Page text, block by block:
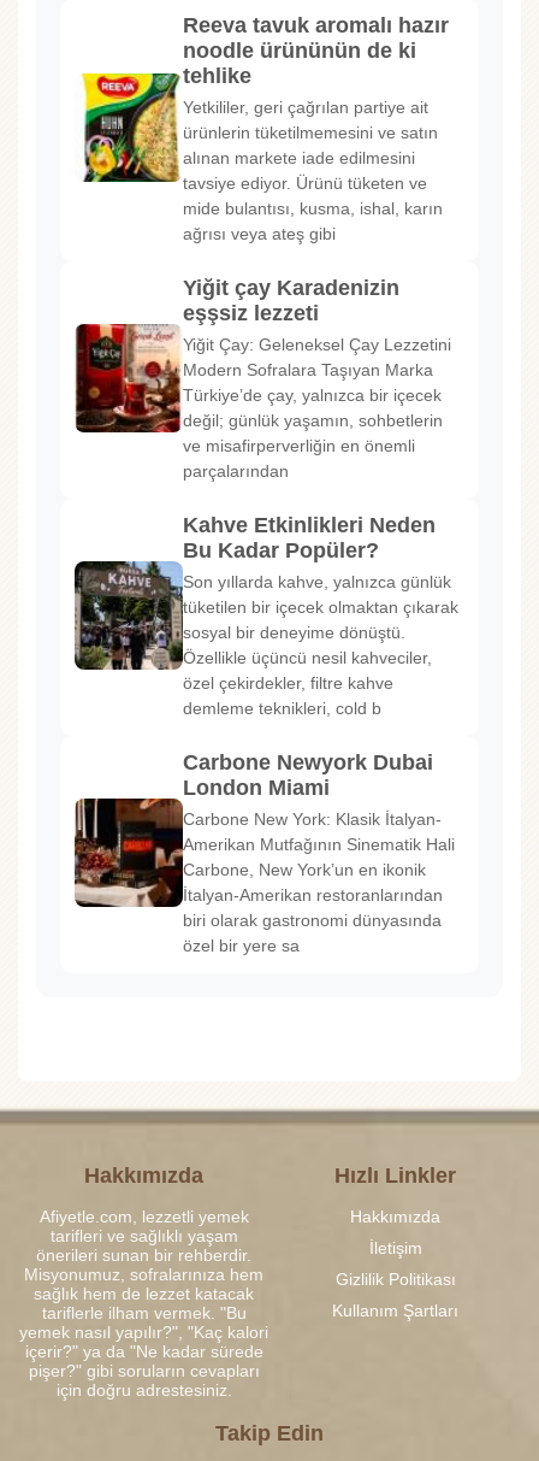
Reeva tavuk aromalı hazır
noodle ürününün de ki
tehlike
Yetkililer, geri çağrılan partiye ait
ürünlerin tüketilmemesini ve satın
alınan markete iade edilmesini
tavsiye ediyor. Ürünü tüketen ve
mide bulantısı, kusma, ishal, karın
ağrısı veya ateş gibi
Yiğit çay Karadenizin
eşşsiz lezzeti
Yiğit Çay: Geleneksel Çay Lezzetini
Modern Sofralara Taşıyan Marka
Türkiye’de çay, yalnızca bir içecek
değil; günlük yaşamın, sohbetlerin
ve misafirperverliğin en önemli
parçalarından
Kahve Etkinlikleri Neden
Bu Kadar Popüler?
Son yıllarda kahve, yalnızca günlük
tüketilen bir içecek olmaktan çıkarak
sosyal bir deneyime dönüştü.
Özellikle üçüncü nesil kahveciler,
özel çekirdekler, filtre kahve
demleme teknikleri, cold b
Carbone Newyork Dubai
London Miami
Carbone New York: Klasik İtalyan-
Amerikan Mutfağının Sinematik Hali
Carbone, New York’un en ikonik
İtalyan-Amerikan restoranlarından
biri olarak gastronomi dünyasında
özel bir yere sa
Hakkımızda
Afiyetle.com, lezzetli yemek
tarifleri ve sağlıklı yaşam
önerileri sunan bir rehberdir.
Misyonumuz, sofralarınıza hem
sağlık hem de lezzet katacak
tariflerle ilham vermek. "Bu
yemek nasıl yapılır?", "Kaç kalori
içerir?" ya da "Ne kadar sürede
pişer?" gibi soruların cevapları
için doğru adrestesiniz.
Hızlı Linkler
Hakkımızda
İletişim
Gizlilik Politikası
Kullanım Şartları
Takip Edin